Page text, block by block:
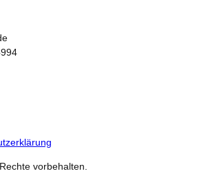
vorbehalten.